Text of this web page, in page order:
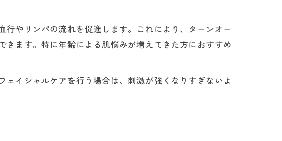
イント
の活用法
やリンパの流れを促進します。これにより、ターンオー
ます。特に年齢による肌悩みが増えてきた方におすすめ
イシャルケアを行う場合は、刺激が強くなりすぎないよ